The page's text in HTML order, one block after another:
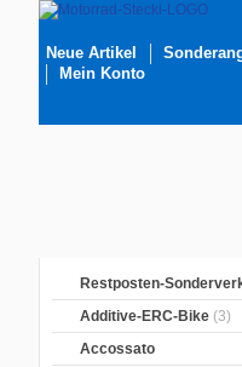
Neue Artikel
Mein Konto
Restposten-
Additive-ERC-Bike (3)
Accossato